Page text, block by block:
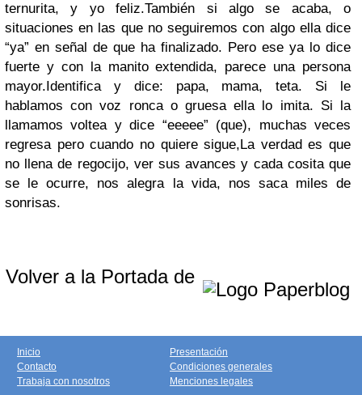
ternurita, y yo feliz.También si algo se acaba, o
situaciones en las que no seguiremos con algo ella dice
“ya” en señal de que ha finalizado. Pero ese ya lo dice
fuerte y con la manito extendida, parece una persona
mayor.Identifica y dice: papa, mama, teta. Si le
hablamos con voz ronca o gruesa ella lo imita. Si la
llamamos voltea y dice “eeeee” (que), muchas veces
regresa pero cuando no quiere sigue,La verdad es que
no llena de regocijo, ver sus avances y cada cosita que
se le ocurre, nos alegra la vida, nos saca miles de
sonrisas.
Volver a la Portada de
Inicio
Contacto
Trabaja con nosotros
Presentación
Condiciones generales
Menciones legales